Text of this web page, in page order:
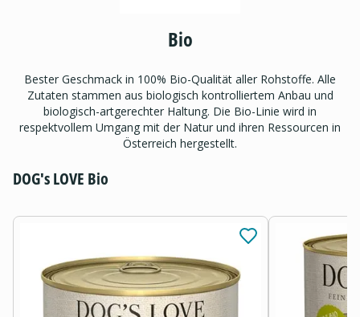
Bio
Bester Geschmack in 100% Bio-Qualität aller Rohstoffe. Alle
Zutaten stammen aus biologisch kontrolliertem Anbau und
biologisch-artgerechter Haltung. Die Bio-Linie wird in
respektvollem Umgang mit der Natur und ihren Ressourcen in
Österreich hergestellt.
DOG's LOVE Bio